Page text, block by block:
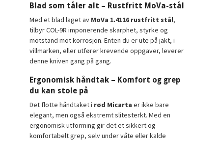
Blad som tåler alt – Rustfritt MoVa-stål
Med et blad laget av MoVa 1.4116 rustfritt stål,
tilbyr COL-9R imponerende skarphet, styrke og
motstand mot korrosjon. Enten du er ute på jakt, i
villmarken, eller utfører krevende oppgaver, leverer
denne kniven gang på gang.
Ergonomisk håndtak – Komfort og grep
du kan stole på
Det flotte håndtaket i rød Micarta er ikke bare
elegant, men også ekstremt slitesterkt. Med en
ergonomisk utforming gir det et sikkert og
komfortabelt grep, selv under våte eller kalde